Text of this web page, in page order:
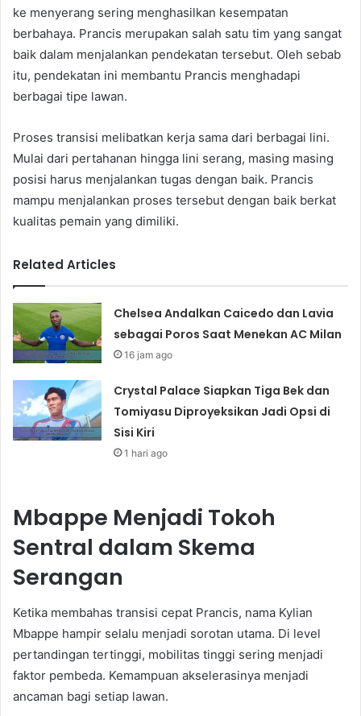
ke menyerang sering menghasilkan kesempatan
berbahaya. Prancis merupakan salah satu tim yang sangat
baik dalam menjalankan pendekatan tersebut. Oleh sebab
itu, pendekatan ini membantu Prancis menghadapi
berbagai tipe lawan.
Proses transisi melibatkan kerja sama dari berbagai lini.
Mulai dari pertahanan hingga lini serang, masing masing
posisi harus menjalankan tugas dengan baik. Prancis
mampu menjalankan proses tersebut dengan baik berkat
kualitas pemain yang dimiliki.
Related Articles
Chelsea Andalkan Caicedo dan Lavia
sebagai Poros Saat Menekan AC Milan
16 jam ago
Crystal Palace Siapkan Tiga Bek dan
Tomiyasu Diproyeksikan Jadi Opsi di
Sisi Kiri
1 hari ago
Mbappe Menjadi Tokoh
Sentral dalam Skema
Serangan
Ketika membahas transisi cepat Prancis, nama Kylian
Mbappe hampir selalu menjadi sorotan utama. Di level
pertandingan tertinggi, mobilitas tinggi sering menjadi
faktor pembeda. Kemampuan akselerasinya menjadi
ancaman bagi setiap lawan.